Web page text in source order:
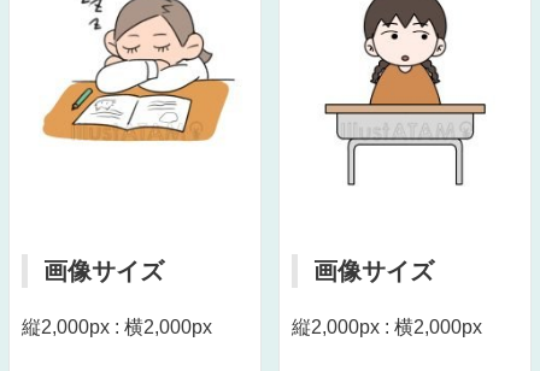
画像サイズ
縦2,000px : 横2,000px
画像サイズ
縦2,000px : 横2,000px